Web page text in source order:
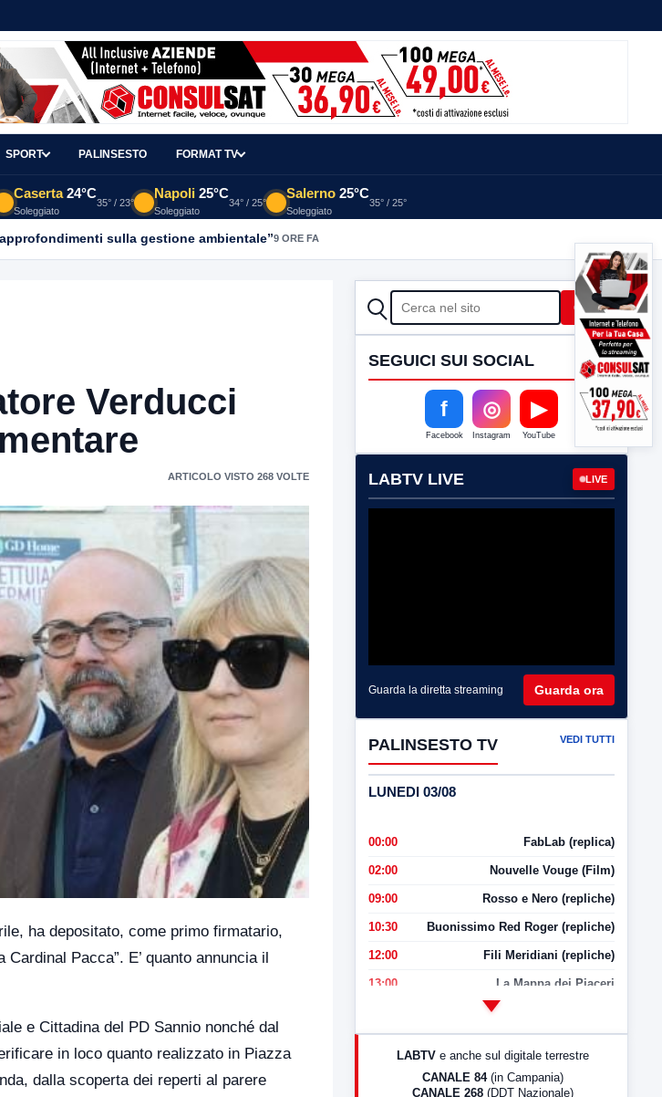
SPORT PALINSESTO FORMAT TV
Caserta 24°C
Soleggiato
35° / 23°
Napoli 25°C
Soleggiato
34° / 25°
Salerno 25°C
Soleggiato
35° / 25°
sulla gestione ambientale”9 ORE FA
Verducci
ARTICOLO VISTO 268 VOLTE
ha depositato, come primo firmatario,
Pacca”. E’ quanto annuncia il
e Cittadina del PD Sannio nonché dal
in loco quanto realizzato in Piazza
dalla scoperta dei reperti al parere
CERCA Cerca
SEGUICI SUI SOCIAL
f
Facebook
◎
Instagram
▶
YouTube
LABTV LIVE LIVE
Guarda la diretta streaming Guarda ora
PALINSESTO TV VEDI TUTTI
LUNEDI 03/08
00:00 FabLab (replica)
02:00 Nouvelle Vouge (Film)
09:00 Rosso e Nero (repliche)
10:30 Buonissimo Red Roger (repliche)
12:00 Fili Meridiani (repliche)
13:00 La Mappa dei Piaceri
LABTV e anche sul digitale terrestre
CANALE 84 (in Campania)
CANALE 268 (DDT Nazionale)